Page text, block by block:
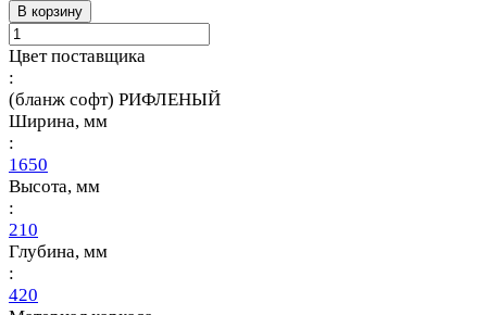
В корзину
Цвет поставщика
:
(бланж софт) РИФЛЕНЫЙ
Ширина, мм
:
1650
Высота, мм
:
210
Глубина, мм
:
420